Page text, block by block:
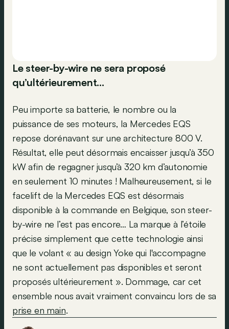
Le steer-by-wire ne sera proposé
qu’ultérieurement…
Peu importe sa batterie, le nombre ou la
puissance de ses moteurs, la Mercedes EQS
repose dorénavant sur une architecture 800 V.
Résultat, elle peut désormais encaisser jusqu’à 350
kW afin de regagner jusqu’à 320 km d’autonomie
en seulement 10 minutes ! Malheureusement, si le
facelift de la Mercedes EQS est désormais
disponible à la commande en Belgique, son steer-
by-wire ne l’est pas encore… La marque à l’étoile
précise simplement que cette technologie ainsi
que le volant « au design Yoke qui l'accompagne
ne sont actuellement pas disponibles et seront
proposés ultérieurement ». Dommage, car cet
ensemble nous avait vraiment convaincu lors de sa
prise en main.